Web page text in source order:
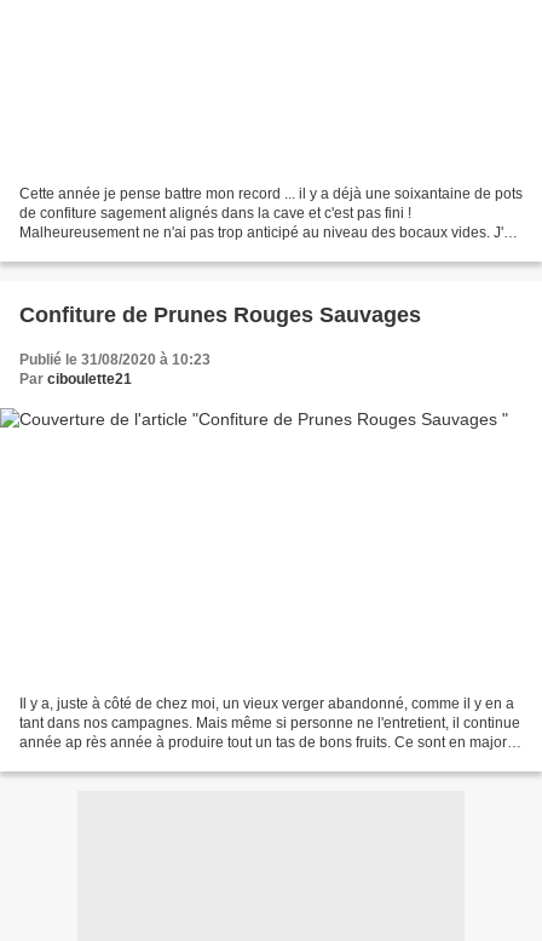
Cette année je pense battre mon record ... il y a déjà une soixantaine de pots
de confiture sagement alignés dans la cave et c'est pas fini !
Malheureusement ne n'ai pas trop anticipé au niveau des bocaux vides. J'ai
Confiture de Prunes Rouges Sauvages
Publié le 31/08/2020 à 10:23
Par ciboulette21
Il y a, juste à côté de chez moi, un vieux verger abandonné, comme il y en a
tant dans nos campagnes. Mais même si personne ne l'entretient, il continue
année ap rès année à produire tout un tas de bons fruits. Ce sont en majorité